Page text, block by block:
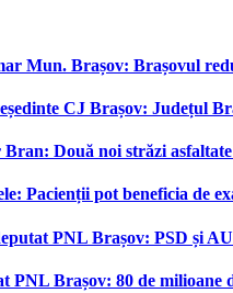
Mun. Brașov: Brașovul
CJ Brașov: Județul
Două noi străzi
Pacienții pot beneficia de
PNL Brașov: PSD și
PNL Brașov: 80 de